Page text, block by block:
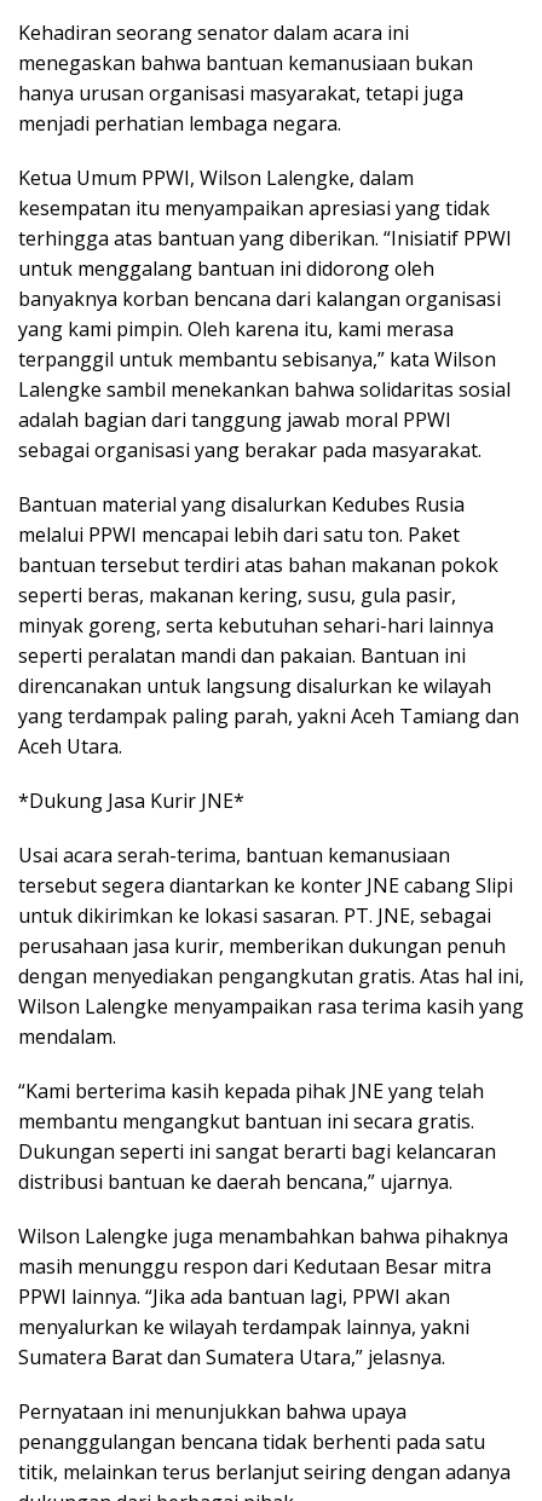
Kehadiran seorang senator dalam acara ini
menegaskan bahwa bantuan kemanusiaan bukan
hanya urusan organisasi masyarakat, tetapi juga
menjadi perhatian lembaga negara.
Ketua Umum PPWI, Wilson Lalengke, dalam
kesempatan itu menyampaikan apresiasi yang tidak
terhingga atas bantuan yang diberikan. “Inisiatif PPWI
untuk menggalang bantuan ini didorong oleh
banyaknya korban bencana dari kalangan organisasi
yang kami pimpin. Oleh karena itu, kami merasa
terpanggil untuk membantu sebisanya,” kata Wilson
Lalengke sambil menekankan bahwa solidaritas sosial
adalah bagian dari tanggung jawab moral PPWI
sebagai organisasi yang berakar pada masyarakat.
Bantuan material yang disalurkan Kedubes Rusia
melalui PPWI mencapai lebih dari satu ton. Paket
bantuan tersebut terdiri atas bahan makanan pokok
seperti beras, makanan kering, susu, gula pasir,
minyak goreng, serta kebutuhan sehari-hari lainnya
seperti peralatan mandi dan pakaian. Bantuan ini
direncanakan untuk langsung disalurkan ke wilayah
yang terdampak paling parah, yakni Aceh Tamiang dan
Aceh Utara.
*Dukung Jasa Kurir JNE*
Usai acara serah-terima, bantuan kemanusiaan
tersebut segera diantarkan ke konter JNE cabang Slipi
untuk dikirimkan ke lokasi sasaran. PT. JNE, sebagai
perusahaan jasa kurir, memberikan dukungan penuh
dengan menyediakan pengangkutan gratis. Atas hal ini,
Wilson Lalengke menyampaikan rasa terima kasih yang
mendalam.
“Kami berterima kasih kepada pihak JNE yang telah
membantu mengangkut bantuan ini secara gratis.
Dukungan seperti ini sangat berarti bagi kelancaran
distribusi bantuan ke daerah bencana,” ujarnya.
Wilson Lalengke juga menambahkan bahwa pihaknya
masih menunggu respon dari Kedutaan Besar mitra
PPWI lainnya. “Jika ada bantuan lagi, PPWI akan
menyalurkan ke wilayah terdampak lainnya, yakni
Sumatera Barat dan Sumatera Utara,” jelasnya.
Pernyataan ini menunjukkan bahwa upaya
penanggulangan bencana tidak berhenti pada satu
titik, melainkan terus berlanjut seiring dengan adanya